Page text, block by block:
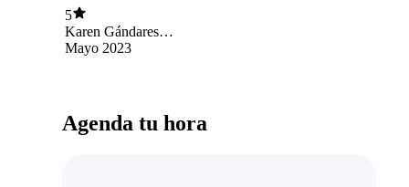
5
Karen Gándares
Ahumada
Mayo 2023
Agenda tu hora